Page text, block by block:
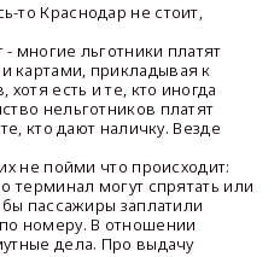
то Краснодар не стоит,
многие льготники платят
картами, прикладывая к
есть и те, кто иногда
нельготников платят
кто дают наличку. Везде
не пойми что происходит:
терминал могут спрятать или
пассажиры заплатили
номеру. В отношении
дела. Про выдачу